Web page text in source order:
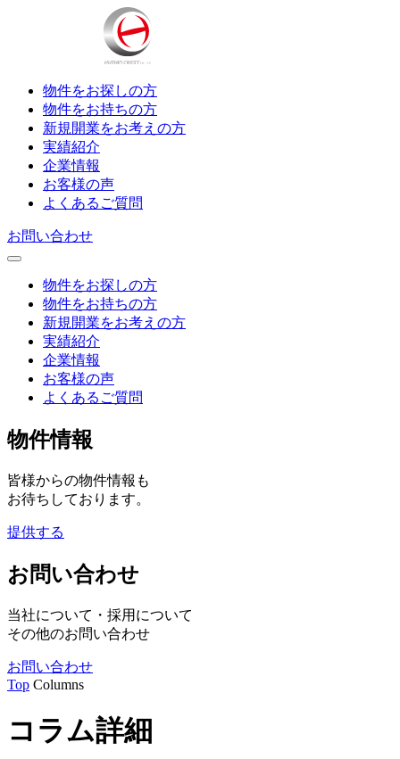
物件をお探しの方
物件をお持ちの方
新規開業をお考えの方
実績紹介
企業情報
お客様の声
よくあるご質問
お問い合わせ
物件をお探しの方
物件をお持ちの方
新規開業をお考えの方
実績紹介
企業情報
お客様の声
よくあるご質問
物件情報
皆様からの物件情報も
お待ちしております。
提供する
お問い合わせ
当社について・採用について
その他のお問い合わせ
お問い合わせ
Top Columns
コラム詳細